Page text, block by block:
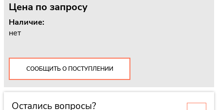
Цена по запросу
Наличие:
нет
СООБЩИТЬ О ПОСТУПЛЕНИИ
Остались вопросы?